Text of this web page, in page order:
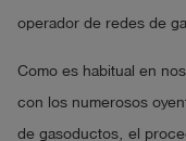
operador de redes de
Como es habitual en
con los numerosos
de gasoductos, el